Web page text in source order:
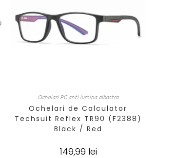
Ochelari PC anti lumina albastra
Ochelari de Calculator
Techsuit Reflex TR90 (F2388)
Black / Red
149,99 lei